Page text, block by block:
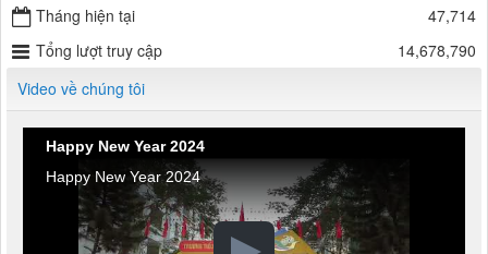
Tháng hiện tại
47,714
Tổng lượt truy cập
14,678,790
Video về chúng tôi
Happy New Year 2024
Happy New Year 2024